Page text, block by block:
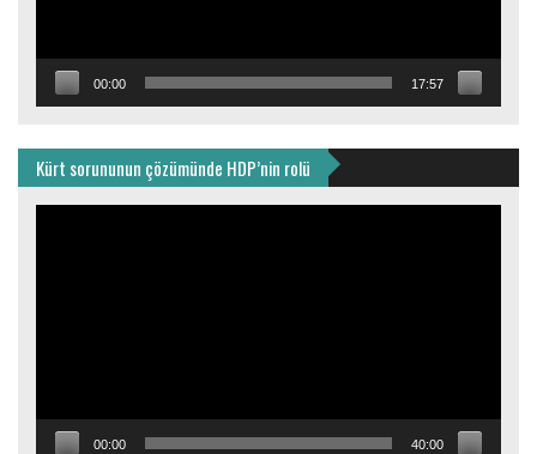
00:00 17:57
Kürt sorununun çözümünde HDP’nin rolü
00:00 40:00